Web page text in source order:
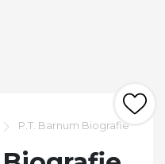
P.T. Barnum Biografie